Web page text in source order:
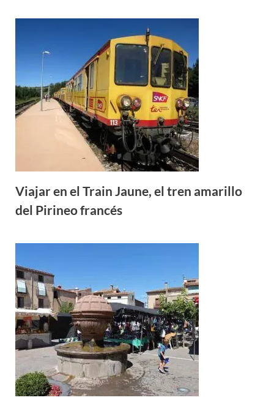
Viajar en el Train Jaune, el tren amarillo
del Pirineo francés